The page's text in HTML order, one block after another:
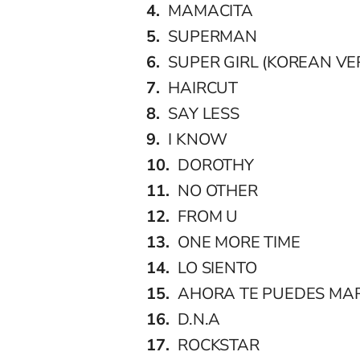
MAMACITA
SUPERMAN
SUPER GIRL (KOREAN
HAIRCUT
SAY LESS
I KNOW
DOROTHY
NO OTHER
FROM U
ONE MORE TIME
LO SIENTO
AHORA TE PUEDES
D.N.A
ROCKSTAR